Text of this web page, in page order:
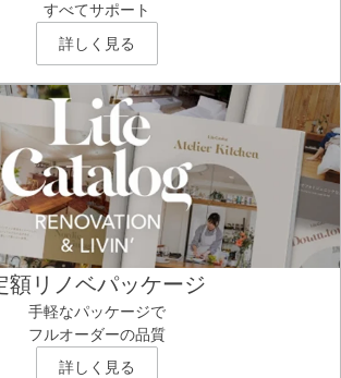
すべてサポート
詳しく見る
額リノベパッケージ
手軽なパッケージで
フルオーダーの品質
詳しく見る